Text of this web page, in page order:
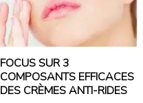
FOCUS SUR 3
COMPOSANTS EFFICACES
DES CRÈMES ANTI-RIDES